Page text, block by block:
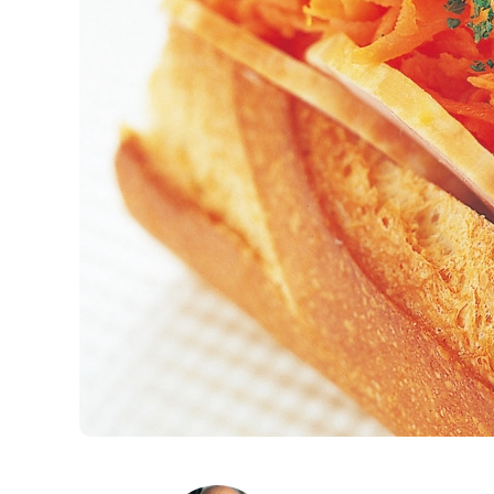
K
エ
デ
ュ
ケ
ー
シ
ョ
ナ
ル
「
み
ん
な
の
き
ょ
う
の